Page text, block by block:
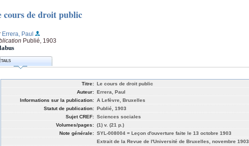
cours de droit public
Errera, Paul
Publié, 1903
Titre: Le cours de droit public
Auteur: Errera, Paul
Informations sur la publication: A Lefèvre, Bruxelles
Statut de publication: Publié, 1903
Sujet CREF: Sciences sociales
Volumes/pages: (1) v. (21 p.)
Note générale: SYL-008004 = Leçon d'ouverture faite le 13 octobre 1903
Extrait de la Revue de l'Université de Bruxelles, novembre 1903